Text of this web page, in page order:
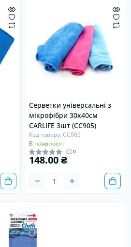
Серветки універсальні з
мікрофібри 30х40см
CARLIFE 3шт (CC905)
Код товару: CC905
В наявності
0
148.00 ₴